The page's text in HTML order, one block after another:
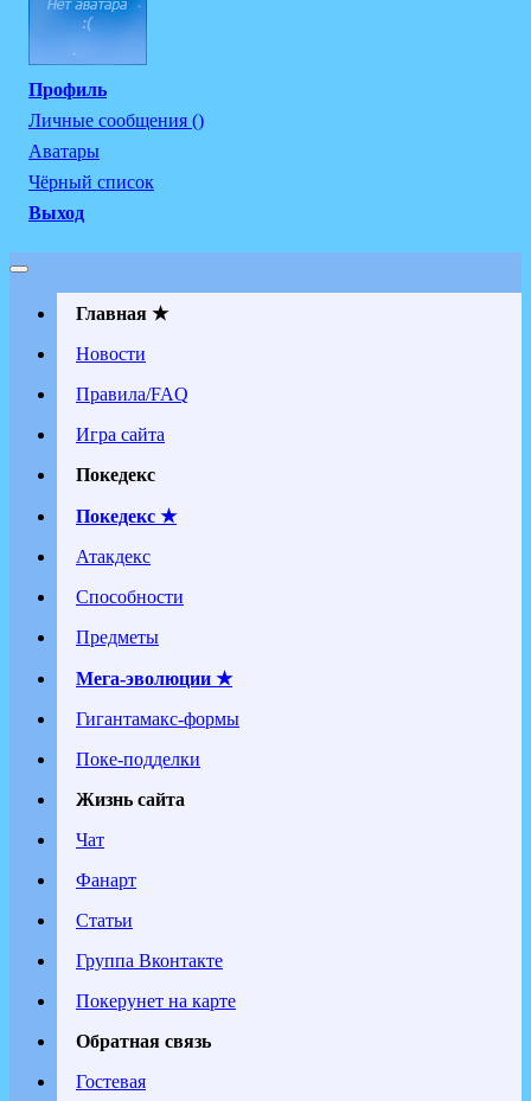
Профиль
Личные сообщения ()
Аватары
Чёрный список
Выход
Главная ★
Новости
Правила/FAQ
Игра сайта
Покедекс
Покедекс ★
Атакдекс
Способности
Предметы
Мега-эволюции ★
Гигантамакс-формы
Поке-подделки
Жизнь сайта
Чат
Фанарт
Статьи
Группа Вконтакте
Покерунет на карте
Обратная связь
Гостевая